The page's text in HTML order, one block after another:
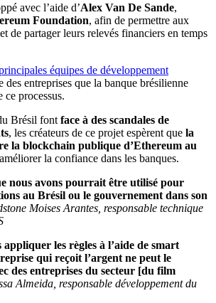
avec l’aide d’Alex Van De Sande,
Foundation, afin de permettre aux
de partager leurs relevés financiers en temps
équipes de développement
des entreprises que la banque brésilienne
ce processus.
Brésil font face à des scandales de
, les créateurs de ce projet espèrent que la
la blockchain publique d’Ethereum au
la confiance dans les banques.
nous avons pourrait être utilisé pour
au Brésil ou le gouvernement dans son
Moises Arantes, responsable technique
appliquer les règles à l’aide de smart
qui reçoit l’argent ne peut le
des entreprises du secteur [du film
Almeida, responsable développement du